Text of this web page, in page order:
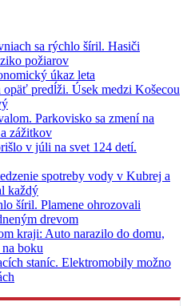
sa rýchlo šíril. Hasiči
požiarov
úkaz leta
opäť predĺži. Úsek medzi Košecou
Parkovisko sa zmení na
zážitkov
v júli na svet 124 detí.
spotreby vody v Kubrej a
každý
šíril. Plamene ohrozovali
drevom
kraji: Auto narazilo do domu,
boku
staníc. Elektromobily možno